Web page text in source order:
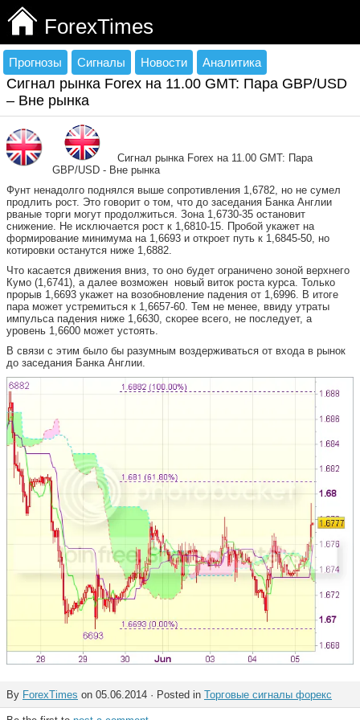
ForexTimes
Прогнозы Сигналы Новости Аналитика
Сигнал рынка Forex на 11.00 GMT: Пара GBP/USD
– Вне рынка
Сигнал рынка Forex на 11.00 GMT: Пара
GBP/USD - Вне рынка
Фунт ненадолго поднялся выше сопротивления 1,6782, но не сумел
продлить рост. Это говорит о том, что до заседания Банка Англии
рваные торги могут продолжиться. Зона 1,6730-35 остановит
снижение. Не исключается рост к 1,6810-15. Пробой укажет на
формирование минимума на 1,6693 и откроет путь к 1,6845-50, но
котировки останутся ниже 1,6882.
Что касается движения вниз, то оно будет ограничено зоной верхнего
Кумо (1,6741), а далее возможен новый виток роста курса. Только
прорыв 1,6693 укажет на возобновление падения от 1,6996. В итоге
пара может устремиться к 1,6657-60. Тем не менее, ввиду утраты
импульса падения ниже 1,6630, скорее всего, не последует, а
уровень 1,6600 может устоять.
В связи с этим было бы разумным воздерживаться от входа в рынок
до заседания Банка Англии.
By ForexTimes on 05.06.2014 · Posted in Торговые сигналы форекс